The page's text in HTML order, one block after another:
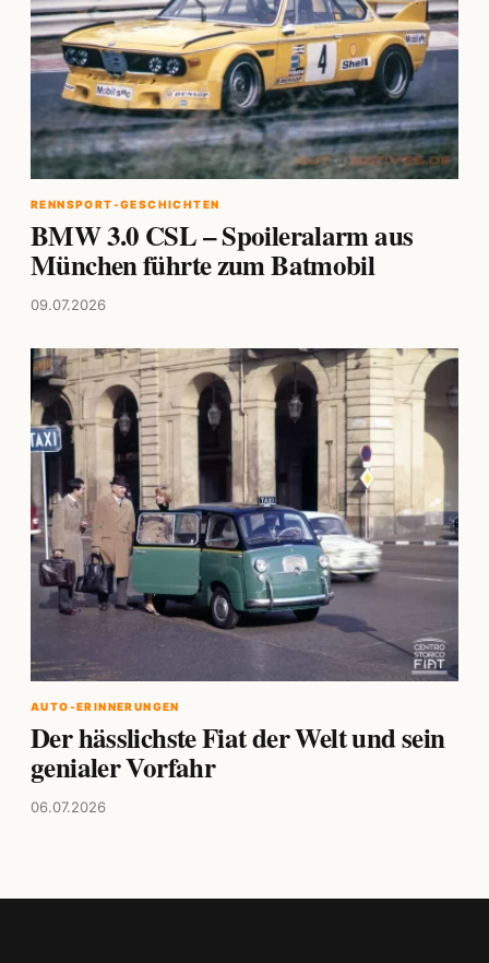
RENNSPORT-GESCHICHTEN
BMW 3.0 CSL – Spoileralarm aus
München führte zum Batmobil
09.07.2026
AUTO-ERINNERUNGEN
Der hässlichste Fiat der Welt und sein
genialer Vorfahr
06.07.2026